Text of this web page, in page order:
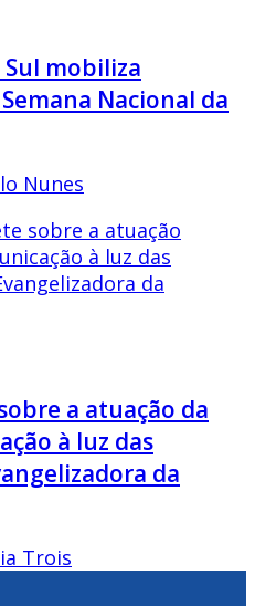
Sul mobiliza
Nacional da
Nunes
a atuação da
à luz das
da
Trois